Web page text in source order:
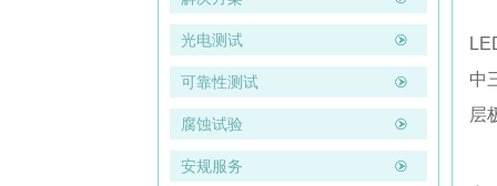
光电测试
可靠性测试
腐蚀试验
安规服务
中
层